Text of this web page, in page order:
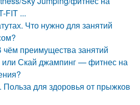
FIT ...
Что нужно для занятий
преимущества занятий
Скай джампинг — фитнес на
Польза для здоровья от прыжков